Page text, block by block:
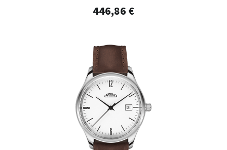
446,86 €